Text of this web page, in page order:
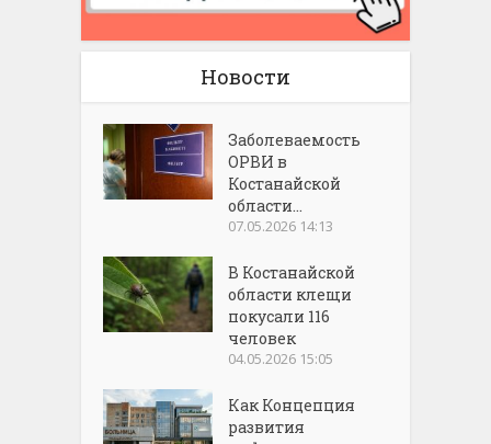
Новости
Заболеваемость
ОРВИ в
Костанайской
области...
07.05.2026 14:13
В Костанайской
области клещи
покусали 116
человек
04.05.2026 15:05
Как Концепция
развития